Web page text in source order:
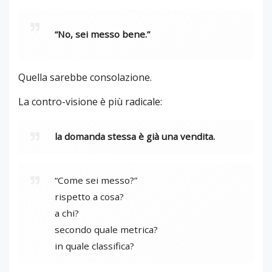
“No, sei messo bene.”
Quella sarebbe consolazione.
La contro-visione è più radicale:
la domanda stessa è già una vendita.
“Come sei messo?”
rispetto a cosa?
a chi?
secondo quale metrica?
in quale classifica?